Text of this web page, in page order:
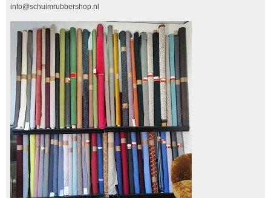
info@schuimrubbershop.nl